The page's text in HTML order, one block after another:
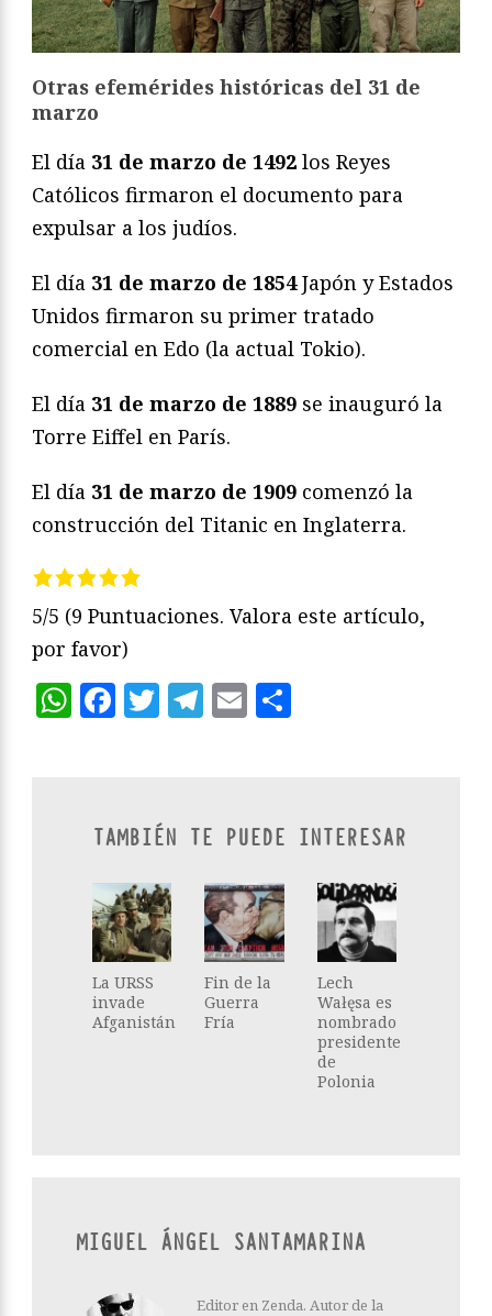
Otras efemérides históricas del 31 de
marzo
El día 31 de marzo de 1492 los Reyes
Católicos firmaron el documento para
expulsar a los judíos.
El día 31 de marzo de 1854Japón y Estados
Unidos firmaron su primer tratado
comercial en Edo (la actual Tokio).
El día 31 de marzo de 1889 se inauguró la
Torre Eiffel en París.
El día 31 de marzo de 1909 comenzó la
construcción del Titanic en Inglaterra.
5/5 (9 Puntuaciones. Valora este artículo,
por favor)
WhatsApp
Facebook
Twitter
Telegram
Email
TAMBIÉN TE PUEDE INTERESAR
La URSS
invade
Afganistán
Fin de la
Guerra
Fría
Lech
Wałęsa es
nombrado
presidente
de
Polonia
MIGUEL ÁNGEL SANTAMARINA
Editor en Zenda. Autor de la